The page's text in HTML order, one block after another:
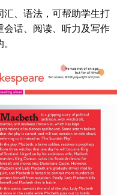
、语法，可帮助学生打
话、阅读、听力及写作